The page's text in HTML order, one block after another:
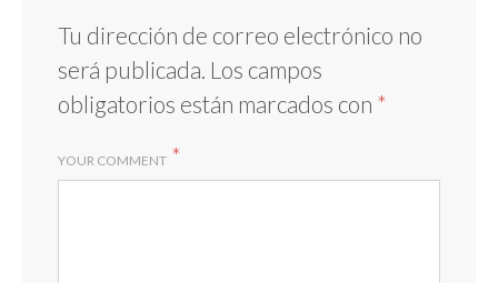
Tu dirección de correo electrónico no
será publicada. Los campos
obligatorios están marcados con *
YOUR COMMENT *